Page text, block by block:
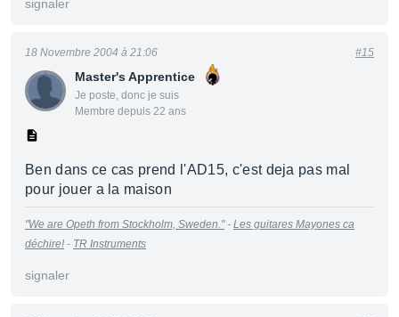
signaler
Master's Apprentice
Je poste, donc je suis
Membre depuis 22 ans
18 Novembre 2004 à 21:06 #15
Ben dans ce cas prend l'AD15, c'est deja pas mal
pour jouer a la maison
"We are Opeth from Stockholm, Sweden."- Les guitares Mayones ca
déchire! - TR Instruments
signaler